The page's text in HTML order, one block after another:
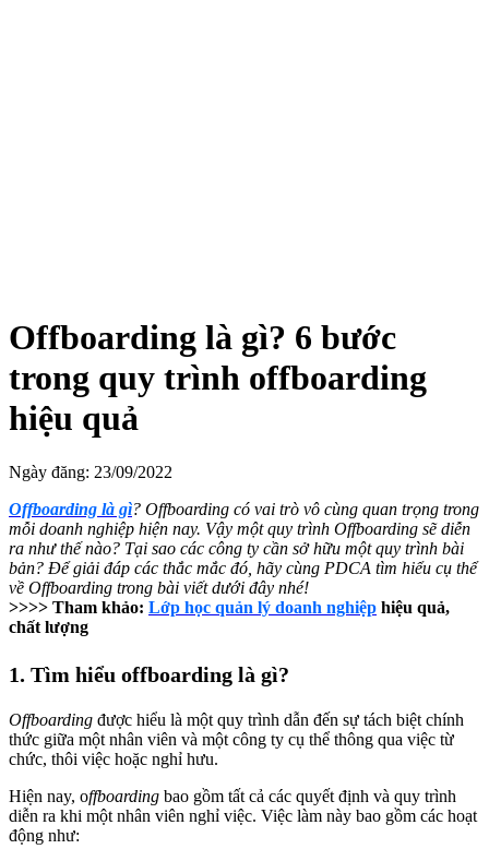
Offboarding là gì? 6 bước
trong quy trình offboarding
hiệu quả
Ngày đăng: 23/09/2022
Offboarding là gì? Offboarding có vai trò vô cùng quan trọng trong
mỗi doanh nghiệp hiện nay. Vậy một quy trình Offboarding sẽ diễn
ra như thế nào? Tại sao các công ty cần sở hữu một quy trình bài
bản? Để giải đáp các thắc mắc đó, hãy cùng PDCA tìm hiểu cụ thể
về Offboarding trong bài viết dưới đây nhé!
>>>> Tham khảo: Lớp học quản lý doanh nghiệp hiệu quả,
chất lượng
1. Tìm hiểu offboarding là gì?
Offboarding được hiểu là một quy trình dẫn đến sự tách biệt chính
thức giữa một nhân viên và một công ty cụ thể thông qua việc từ
chức, thôi việc hoặc nghỉ hưu.
Hiện nay, offboarding bao gồm tất cả các quyết định và quy trình
diễn ra khi một nhân viên nghỉ việc. Việc làm này bao gồm các hoạt
động như: